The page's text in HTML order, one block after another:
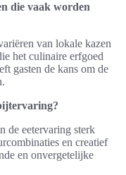
die vaak worden
van lokale kazen
het culinaire erfgoed
gasten de kans om de
de eetervaring sterk
en creatief
en onvergetelijke